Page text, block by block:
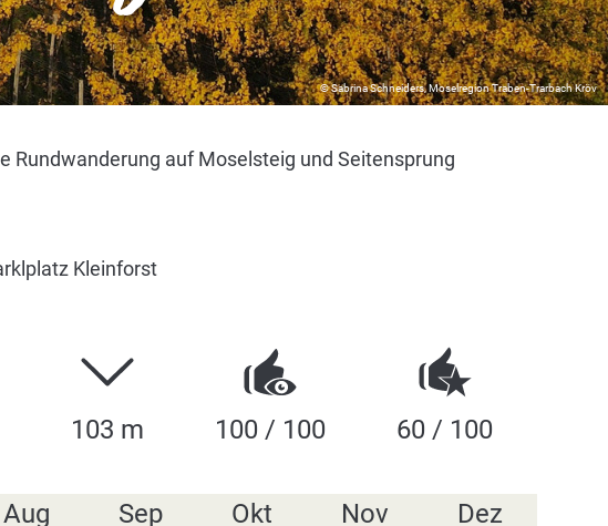
© Sabrina Schneiders, Moselregion Traben-Trarbach Kröv
Rundwanderung auf Moselsteig und Seitensprung
Kleinforst
103 m 100 / 100 60 / 100
Aug Sep Okt Nov Dez